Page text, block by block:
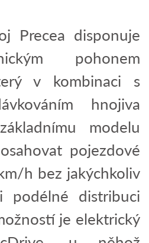
Precea disponuje
pohonem
v kombinaci s
hnojiva
modelu
pojezdové
h bez jakýchkoliv
podélné distribuci
je elektrický